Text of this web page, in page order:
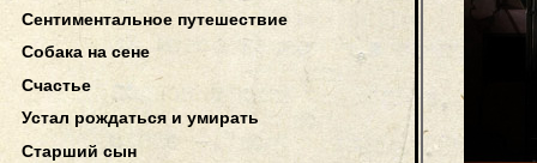
Сентиментальное путешествие
Собака на сене
Счастье
Устал рождаться и умирать
Старший сын